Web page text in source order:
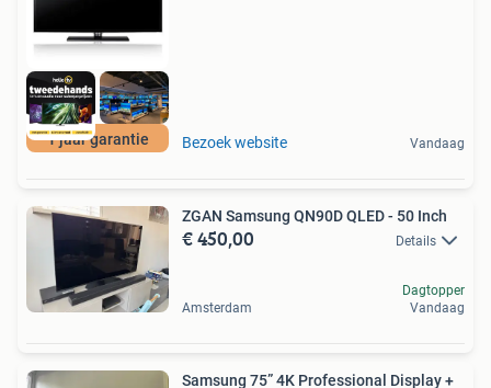
1 jaar garantie Bezoek website Vandaag
ZGAN Samsung QN90D QLED - 50 Inch
€ 450,00 Details
Amsterdam
Dagtopper
Vandaag
Samsung 75” 4K Professional Display +